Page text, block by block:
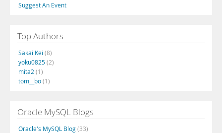
Suggest An Event
Top Authors
Sakai Kei (8)
yoku0825(2)
mita2 (1)
tom__bo(1)
Oracle MySQL Blogs
Oracle's MySQL Blog(33)